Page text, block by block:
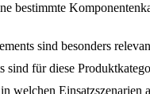
bestimmte
sind besonders
sind für diese
welchen Einsatzszenarien